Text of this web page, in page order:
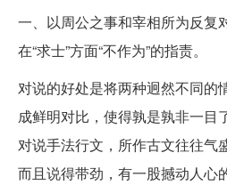
一、以周公之事和宰相所为反复
在“求士”方面“不作为”的指责。
对说的好处是将两种迥然不同的
成鲜明对比，使得孰是孰非一目
对说手法行文，所作古文往往气
而且说得带劲，有一股撼动人心